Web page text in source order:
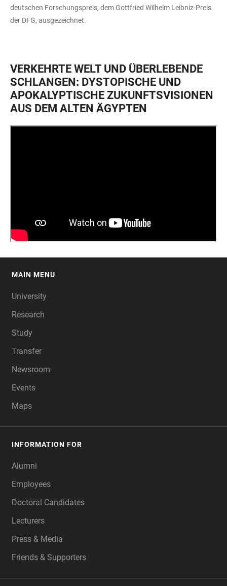
deutschen Forschungspreis, dem Gottfried Wilhelm Leibniz-Preis
der DFG, ausgezeichnet.
VERKEHRTE WELT UND ÜBERLEBENDE
SCHLANGEN: DYSTOPISCHE UND
APOKALYPTISCHE ZUKUNFTSVISIONEN
AUS DEM ALTEN ÄGYPTEN
MAIN MENU
University
Research
Study
Transfer
Newsroom
Events
Maps
INFORMATION FOR
Alumni
Employees
Doctoral Candidates
Lecturers
Press & Media
Friends & Supporters